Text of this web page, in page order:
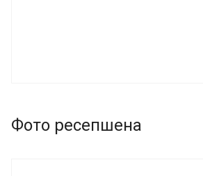
Фото ресепшена